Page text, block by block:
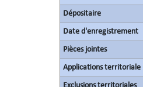
Dépositaire
Date d'enregistrement
Pièces jointes
Applications territoriale